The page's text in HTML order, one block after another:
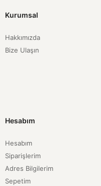
Kurumsal
Hakkımızda
Bize Ulaşın
Hesabım
Hesabım
Siparişlerim
Adres Bilgilerim
Sepetim